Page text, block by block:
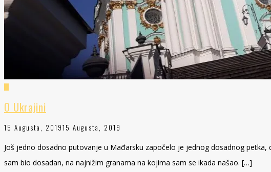
O Ukrajini
15 Augusta, 201915 Augusta, 2019
Još jedno dosadno putovanje u Mađarsku započelo je jednog dosadnog
sam bio dosadan, na najnižim granama na kojima sam se ikada našao. […]